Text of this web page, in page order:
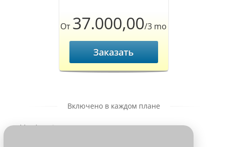
От 37.000,00/3 mo
Заказать
Включено в каждом плане
** : domaine
Panneau